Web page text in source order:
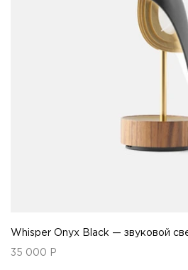
Whisper Onyx Black — звуковой
35 000 Р